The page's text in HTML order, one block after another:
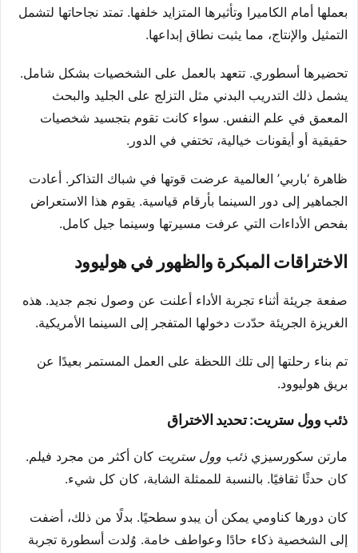
بعملها أمام الكاميرا وتأثيرها المتزايد خلفها. تمتد نجاحاتها لتشمل
التمثيل والإنتاج، مما يثبت نطاق إبداعها.
تحضيرها أسطوري. تتعهد بالعمل على الشخصيات بشكل شامل.
يشمل ذلك التدريب البدني مثل التزلج على الجليد والبحث
المعمق في علم النفس. سواء كانت تقوم بتجسيد شخصيات
حقيقية أو أيقونات خيالية، تختفي في الدور.
ظاهرة ‘باربي’ العالمية عرضت قوتها في شباك التذاكر. أعادت
الجماهير إلى دور السينما بأرقام قياسية. يقوم هذا الاستعراض
بفحص الأداءات التي عرفت مسيرتها وسينما جيل كامل.
الاختراقات المبكرة والظهور في هوليوود
صفعة جريئة أثناء تجربة الأداء أعلنت عن وصول نجم جديد. هذه
الغريزة الجريئة حدّدت دخولها المتفجر إلى السينما الأمريكية.
تم بناء رحلتها إلى تلك اللحظة على العمل المستمر بعيدًا عن
بريق هوليوود.
ذئب وول ستريت: تحديد الاختراق
مارتن سكورسيزي ذئب وول ستريت كان أكثر من مجرد فيلم.
كان حدثًا ثقافيًا. بالنسبة للممثلة الشابة، كان كل شيء.
كان دورها كناومي يمكن أن يبدو سطحيًا. بدلًا من ذلك، أضفت
إلى الشخصية ذكاء حادًا وعواطف خامة. وُلدت أسطورة تجربة